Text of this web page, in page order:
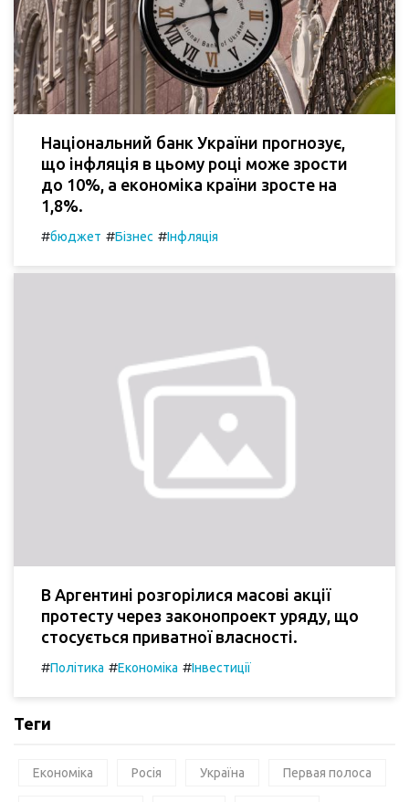
Національний банк України прогнозує,
що інфляція в цьому році може зрости
до 10%, а економіка країни зросте на
1,8%.
#бюджет #Бізнес #Інфляція
В Аргентині розгорілися масові акції
протесту через законопроект уряду, що
стосується приватної власності.
#Політика #Економіка #Інвестиції
Теги
Економіка Росія Україна Первая полоса